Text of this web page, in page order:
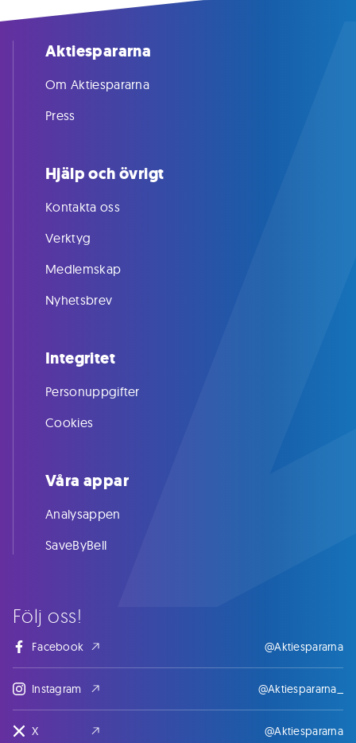
Följ oss!
Facebook @Aktiespararna
Instagram @Aktiespararna_
X @Aktiespararna
Aktiespararna
Om Aktiespararna
Press
Hjälp och övrigt
Kontakta oss
Verktyg
Medlemskap
Nyhetsbrev
Integritet
Personuppgifter
Cookies
Våra appar
Analysappen
SaveByBell